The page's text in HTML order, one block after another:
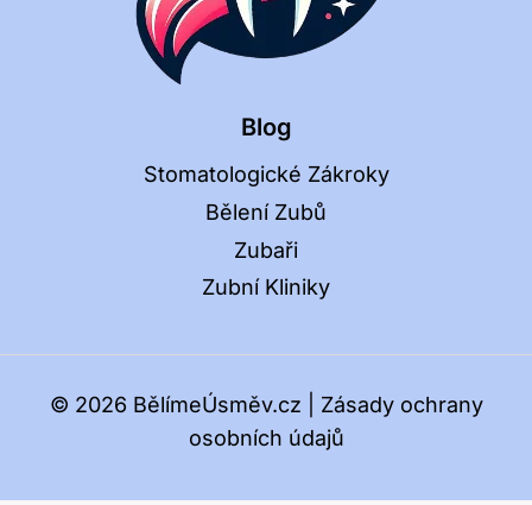
Blog
Stomatologické Zákroky
Bělení Zubů
Zubaři
Zubní Kliniky
© 2026 BělímeÚsměv.cz | Zásady ochrany
osobních údajů